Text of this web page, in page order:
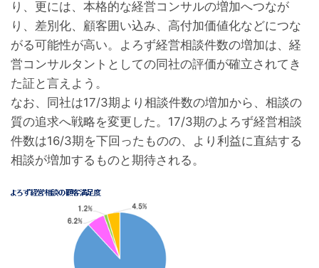
り、更には、本格的な経営コンサルの増加へつなが
り、差別化、顧客囲い込み、高付加価値化などにつな
がる可能性が高い。よろず経営相談件数の増加は、経
営コンサルタントとしての同社の評価が確立されてき
た証と言えよう。
なお、同社は17/3期より相談件数の増加から、相談の
質の追求へ戦略を変更した。17/3期のよろず経営相談
件数は16/3期を下回ったものの、より利益に直結する
相談が増加するものと期待される。